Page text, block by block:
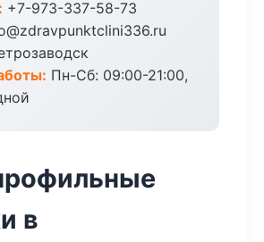
+7-973-337-58-73
Пн-Сб: 09:00-21:00,
в